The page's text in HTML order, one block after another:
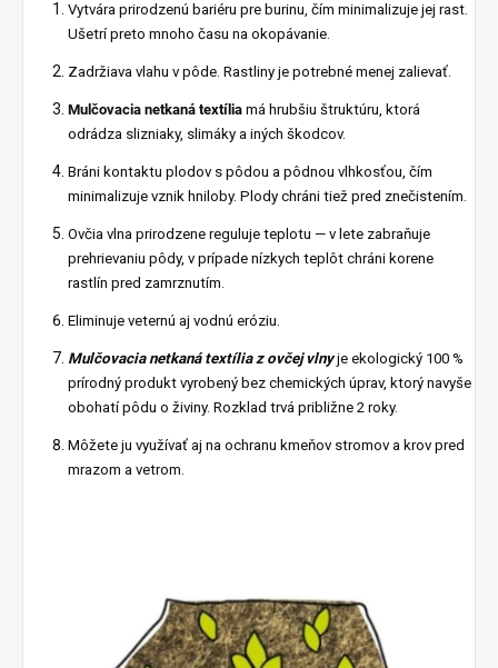
Vytvára prirodzenú bariéru pre burinu, čím minimalizuje jej rast.
Ušetrí preto mnoho času na okopávanie.
Zadržiava vlahu v pôde. Rastliny je potrebné menej zalievať.
Mulčovacia netkaná textília má hrubšiu štruktúru, ktorá
odrádza slizniaky, slimáky a iných škodcov.
Bráni kontaktu plodov s pôdou a pôdnou vlhkosťou, čím
minimalizuje vznik hniloby. Plody chráni tiež pred znečistením.
Ovčia vlna prirodzene reguluje teplotu — v lete zabraňuje
prehrievaniu pôdy, v prípade nízkych teplôt chráni korene
rastlín pred zamrznutím.
Eliminuje veternú aj vodnú eróziu.
Mulčovacia netkaná textília z ovčej vlnyje ekologický 100 %
prírodný produkt vyrobený bez chemických úprav, ktorý navyše
obohatí pôdu o živiny. Rozklad trvá približne 2 roky.
Môžete ju využívať aj na ochranu kmeňov stromov a krov pred
mrazom a vetrom.